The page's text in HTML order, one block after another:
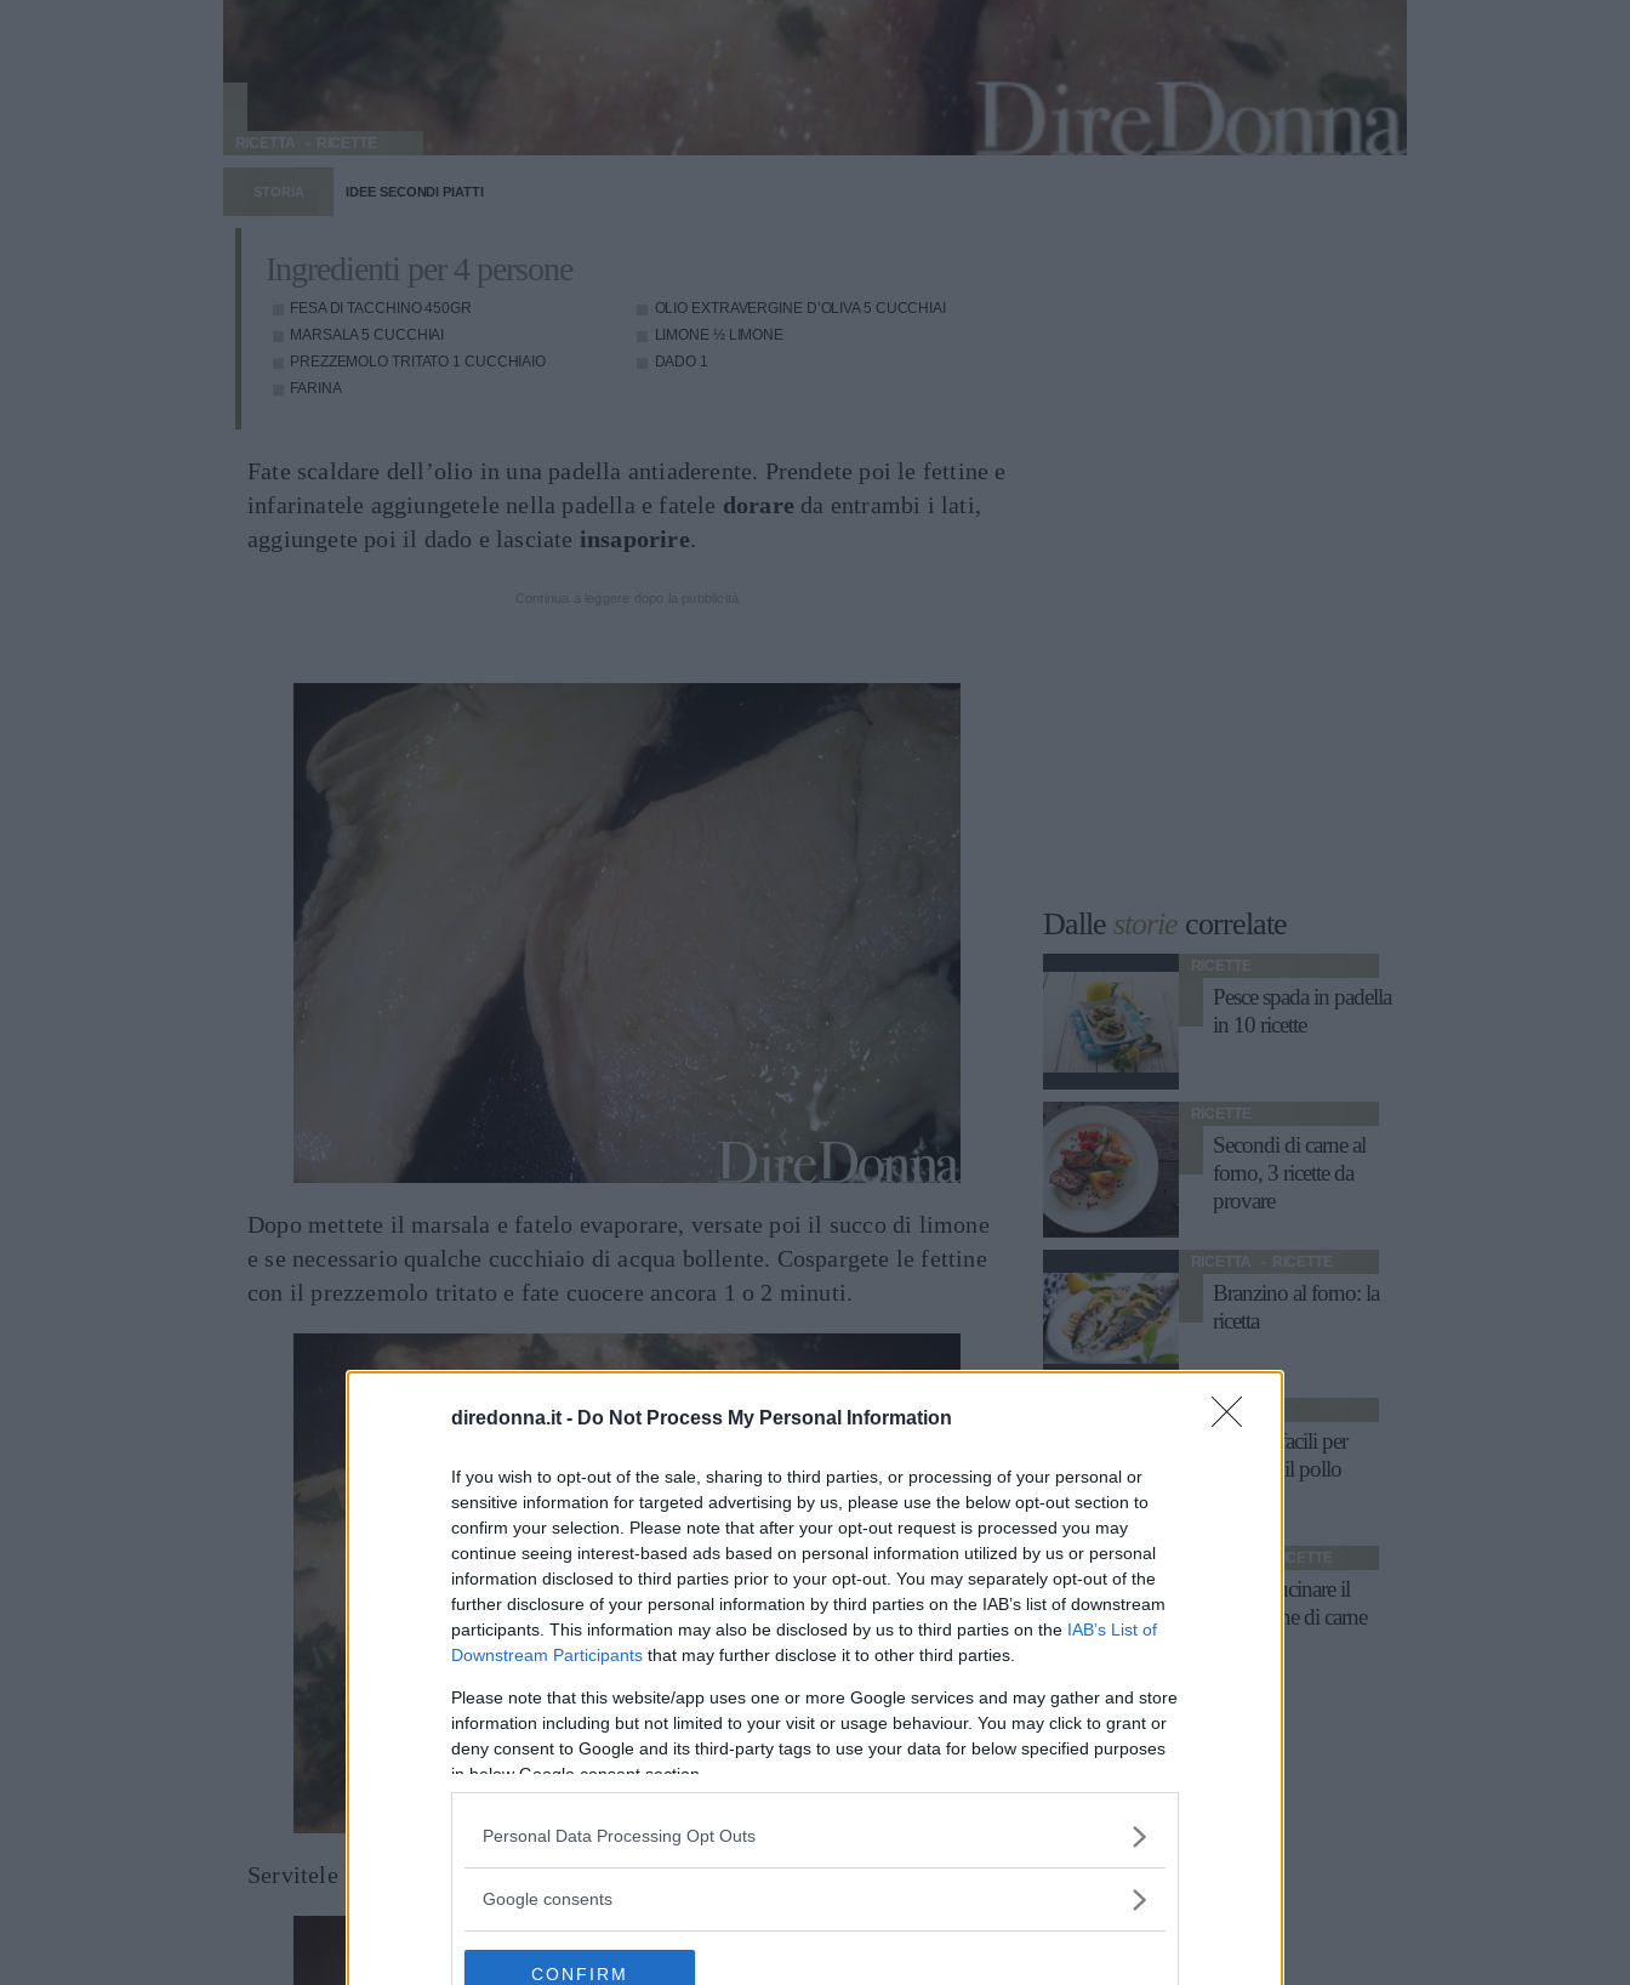
diredonna.it - Do Not Process My Personal Information
If you wish to opt-out of the sale, sharing to third parties, or processing of your personal or
sensitive information for targeted advertising by us, please use the below opt-out section to
confirm your selection. Please note that after your opt-out request is processed you may
continue seeing interest-based ads based on personal information utilized by us or personal
information disclosed to third parties prior to your opt-out. You may separately opt-out of the
further disclosure of your personal information by third parties on the IAB’s list of downstream
participants. This information may also be disclosed by us to third parties on the IAB’s List of
Downstream Participants that may further disclose it to other third parties.
Please note that this website/app uses one or more Google services and may gather and store
information including but not limited to your visit or usage behaviour. You may click to grant or
deny consent to Google and its third-party tags to use your data for below specified purposes
in below Google consent section.
Personal Data Processing Opt Outs
Google consents
CONFIRM
RICETTA
STORIA IDEE SECONDI PIATTI
Ingredienti per 4 persone
FESA DI TACCHINO 450GR OLIO EXTRAVERGINE D’OLIVA 5 CUCCHIAI
MARSALA 5 CUCCHIAI LIMONE ½ LIMONE
PREZZEMOLO TRITATO 1 CUCCHIAIO DADO 1
FARINA
Fate scaldare dell’olio in una padella antiaderente. Prendete poi le fettine e
infarinatele aggiungetele nella padella e fatele dorare da entrambi i lati,
aggiungete poi il dado e lasciate insaporire.
Dopo mettete il marsala e fatelo evaporare, versate poi il succo di limone
e se necessario qualche cucchiaio di acqua bollente. Cospargete le fettine
con il prezzemolo tritato e fate cuocere ancora 1 o 2 minuti.
Servitele ben calde, decorando il piattocon delle fettine di limone.
Dalle storie correlate
RICETTE
Pesce spada in padella
in 10 ricette
RICETTE
Secondi di carne al
forno, 3 ricette da
provare
RICETTA
Branzino al forno: la
ricetta
RICETTE
3 ricette facili per
cucinare il pollo
Come cucinare il
polpettone di carne